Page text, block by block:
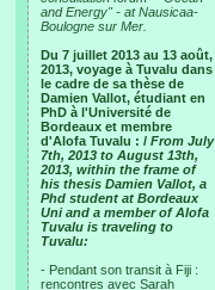
and Energy" - at Nausicaa-
Boulogne sur Mer.
Du 7 juillet 2013 au 13 août,
2013, voyage à Tuvalu dans
le cadre de sa thèse de
Damien Vallot, étudiant en
PhD à l'Université de
Bordeaux et membre
d'Alofa Tuvalu : / From July
7th, 2013 to August 13th,
2013, within the frame of
his thesis Damien Vallot, a
Phd student at Bordeaux
Uni and a member of Alofa
Tuvalu is traveling to
Tuvalu:
- Pendant son transit à Fiji :
rencontres avec Sarah